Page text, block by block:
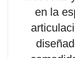
en la